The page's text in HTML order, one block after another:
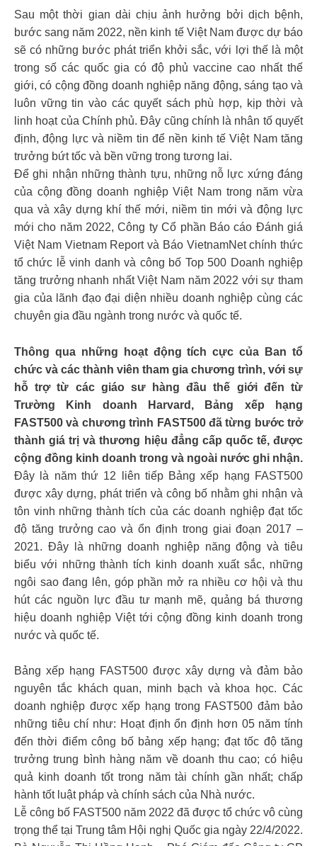
Sau một thời gian dài chịu ảnh hưởng bởi dịch bệnh,
bước sang năm 2022, nền kinh tế Việt Nam được dự báo
sẽ có những bước phát triển khởi sắc, với lợi thế là một
trong số các quốc gia có độ phủ vaccine cao nhất thế
giới, có cộng đồng doanh nghiệp năng động, sáng tạo và
luôn vững tin vào các quyết sách phù hợp, kịp thời và
linh hoạt của Chính phủ. Đây cũng chính là nhân tố quyết
định, động lực và niềm tin để nền kinh tế Việt Nam tăng
trưởng bứt tốc và bền vững trong tương lai.
Để ghi nhận những thành tựu, những nỗ lực xứng đáng
của cộng đồng doanh nghiệp Việt Nam trong năm vừa
qua và xây dựng khí thế mới, niềm tin mới và động lực
mới cho năm 2022, Công ty Cổ phần Báo cáo Đánh giá
Việt Nam Vietnam Report và Báo VietnamNet chính thức
tổ chức lễ vinh danh và công bố Top 500 Doanh nghiệp
tăng trưởng nhanh nhất Việt Nam năm 2022 với sự tham
gia của lãnh đạo đại diện nhiều doanh nghiệp cùng các
chuyên gia đầu ngành trong nước và quốc tế.
Thông qua những hoạt động tích cực của Ban tổ
chức và các thành viên tham gia chương trình, với sự
hỗ trợ từ các giáo sư hàng đầu thế giới đến từ
Trường Kinh doanh Harvard, Bảng xếp hạng
FAST500 và chương trình FAST500 đã từng bước trở
thành giá trị và thương hiệu đẳng cấp quốc tế, được
cộng đồng kinh doanh trong và ngoài nước ghi nhận.
Đây là năm thứ 12 liên tiếp Bảng xếp hạng FAST500
được xây dựng, phát triển và công bố nhằm ghi nhận và
tôn vinh những thành tích của các doanh nghiệp đạt tốc
độ tăng trưởng cao và ổn định trong giai đoạn 2017 –
2021. Đây là những doanh nghiệp năng động và tiêu
biểu với những thành tích kinh doanh xuất sắc, những
ngôi sao đang lên, góp phần mở ra nhiều cơ hội và thu
hút các nguồn lực đầu tư mạnh mẽ, quảng bá thương
hiệu doanh nghiệp Việt tới cộng đồng kinh doanh trong
nước và quốc tế.
Bảng xếp hạng FAST500 được xây dựng và đảm bảo
nguyên tắc khách quan, minh bạch và khoa học. Các
doanh nghiệp được xếp hạng trong FAST500 đảm bảo
những tiêu chí như: Hoạt định ổn định hơn 05 năm tính
đến thời điểm công bố bảng xếp hạng; đạt tốc độ tăng
trưởng trung bình hàng năm về doanh thu cao; có hiệu
quả kinh doanh tốt trong năm tài chính gần nhất; chấp
hành tốt luật pháp và chính sách của Nhà nước.
Lễ công bố FAST500 năm 2022 đã được tổ chức vô cùng
trọng thể tại Trung tâm Hội nghị Quốc gia ngày 22/4/2022.